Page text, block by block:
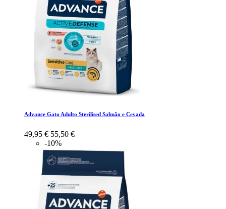
Advance Gato Adulto Sterilised Salmão e Cevada
49,95 € 55,50 €
-10%